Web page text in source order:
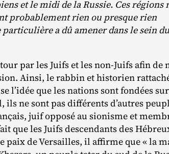
et le midi de la Russie. Ces régions
probablement rien ou presque rien
a dû amener dans le sein
par les Juifs et les non‐​Juifs afin
Ainsi, le rabbin et historien
l’idée que les nations sont fondées
ne sont pas différents d’autres
juif opposé au sionisme et
que les Juifs descendants des
de Versailles, il affirme que « la